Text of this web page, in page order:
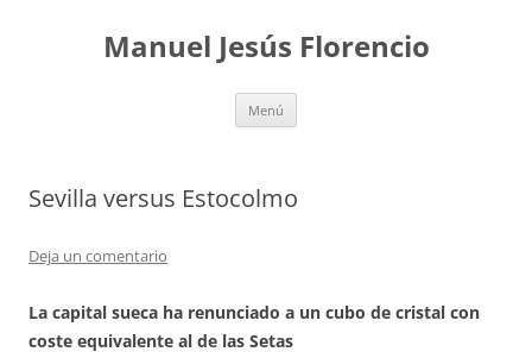
contenidoManuel Jesús Florencio
Menú
Sevilla versus Estocolmo
Deja un comentario
La capital sueca ha renunciado a un cubo de cristal con
coste equivalente al de las Setas